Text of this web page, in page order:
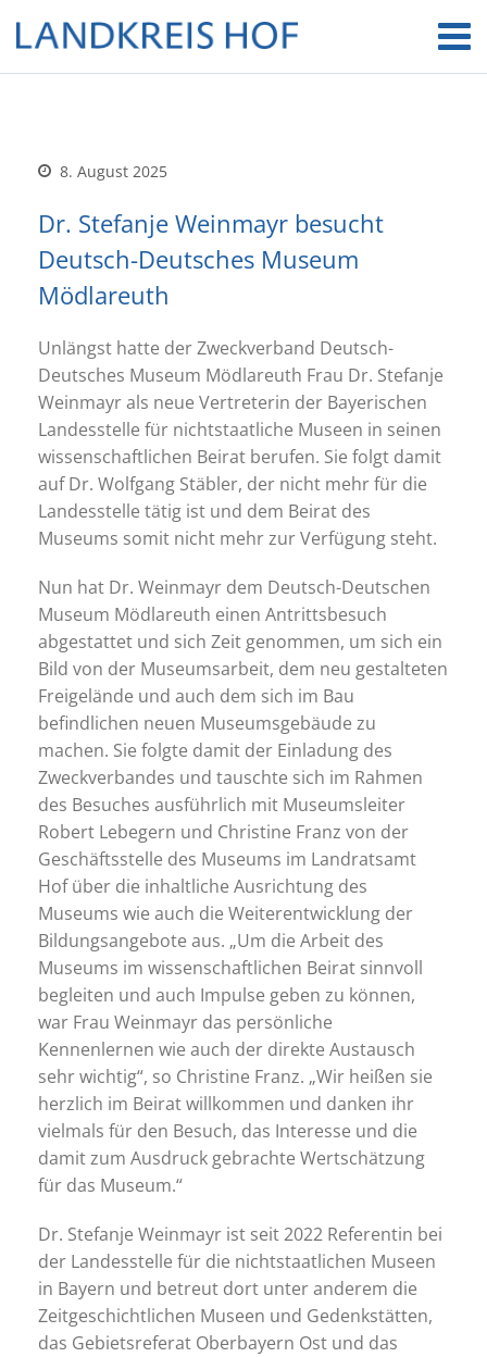
8. August 2025
Dr. Stefanje Weinmayr besucht
Deutsch-Deutsches Museum
Mödlareuth
Unlängst hatte der Zweckverband Deutsch-
Deutsches Museum Mödlareuth Frau Dr. Stefanje
Weinmayr als neue Vertreterin der Bayerischen
Landesstelle für nichtstaatliche Museen in seinen
wissenschaftlichen Beirat berufen. Sie folgt damit
auf Dr. Wolfgang Stäbler, der nicht mehr für die
Landesstelle tätig ist und dem Beirat des
Museums somit nicht mehr zur Verfügung steht.
Nun hat Dr. Weinmayr dem Deutsch-Deutschen
Museum Mödlareuth einen Antrittsbesuch
abgestattet und sich Zeit genommen, um sich ein
Bild von der Museumsarbeit, dem neu gestalteten
Freigelände und auch dem sich im Bau
befindlichen neuen Museumsgebäude zu
machen. Sie folgte damit der Einladung des
Zweckverbandes und tauschte sich im Rahmen
des Besuches ausführlich mit Museumsleiter
Robert Lebegern und Christine Franz von der
Geschäftsstelle des Museums im Landratsamt
Hof über die inhaltliche Ausrichtung des
Museums wie auch die Weiterentwicklung der
Bildungsangebote aus. „Um die Arbeit des
Museums im wissenschaftlichen Beirat sinnvoll
begleiten und auch Impulse geben zu können,
war Frau Weinmayr das persönliche
Kennenlernen wie auch der direkte Austausch
sehr wichtig“, so Christine Franz. „Wir heißen sie
herzlich im Beirat willkommen und danken ihr
vielmals für den Besuch, das Interesse und die
damit zum Ausdruck gebrachte Wertschätzung
für das Museum.“
Dr. Stefanje Weinmayr ist seit 2022 Referentin bei
der Landesstelle für die nichtstaatlichen Museen
in Bayern und betreut dort unter anderem die
Zeitgeschichtlichen Museen und Gedenkstätten,
das Gebietsreferat Oberbayern Ost und das